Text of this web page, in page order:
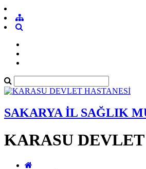
SAKARYA İL SAĞLIK
KARASU